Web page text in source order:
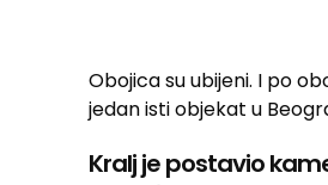
Obojica su ubijeni. I po
jedan isti objekat u
Kralj je postavio